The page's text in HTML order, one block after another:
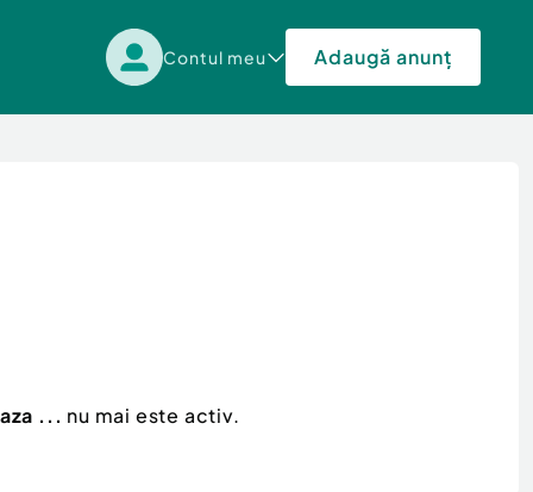
Contul meu Adaugă anunț
... nu mai este activ.